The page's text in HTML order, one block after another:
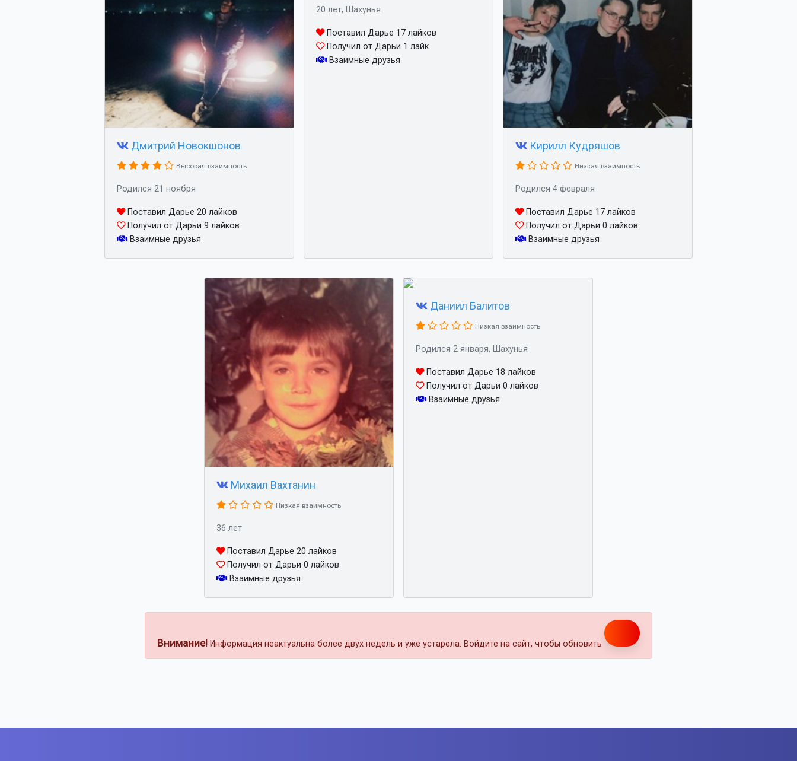
Дмитрий Новокшонов
Высокая взаимность
Родился 21 ноября
Поставил Дарье 20 лайков
Получил от Дарьи 9 лайков
Взаимные друзья
20 лет, Шахунья
Поставил Дарье 17 лайков
Получил от Дарьи 1 лайк
Взаимные друзья
Кирилл Кудряшов
Низкая взаимность
Родился 4 февраля
Поставил Дарье 17 лайков
Получил от Дарьи 0 лайков
Взаимные друзья
Михаил Вахтанин
Низкая взаимность
36 лет
Поставил Дарье 20 лайков
Получил от Дарьи 0 лайков
Взаимные друзья
Даниил Балитов
Низкая взаимность
Родился 2 января, Шахунья
Поставил Дарье 18 лайков
Получил от Дарьи 0 лайков
Взаимные друзья
Внимание! Информация неактуальна более двух недель и уже устарела. Войдите на сайт, чтобы обновить